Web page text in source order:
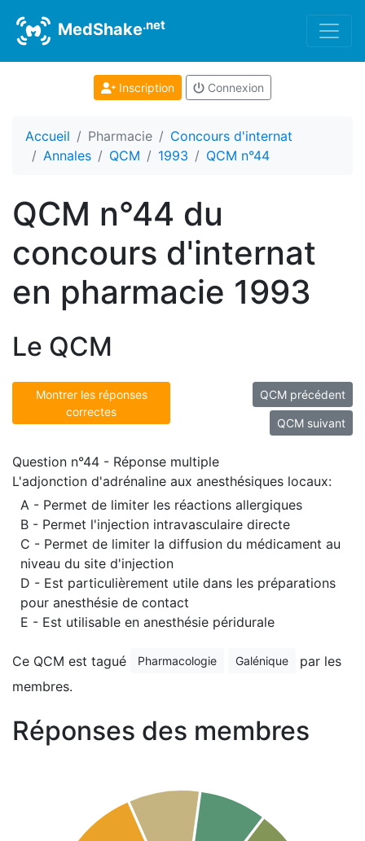
MedShake.net
Inscription Connexion
Accueil Pharmacie
Concours d'internat
Annales
QCM 1993 QCM n°44
QCM n°44 du
concours d'internat
en pharmacie 1993
Le QCM
Montrer les réponses
correctes
QCM précédent
QCM suivant
Question n°44 - Réponse multiple
L'adjonction d'adrénaline aux anesthésiques locaux:
A - Permet de limiter les réactions allergiques
B - Permet l'injection intravasculaire directe
C - Permet de limiter la diffusion du médicament au
niveau du site d'injection
D - Est particulièrement utile dans les préparations
pour anesthésie de contact
E - Est utilisable en anesthésie péridurale
Ce QCM est tagué Pharmacologie Galénique
par les
membres.
Réponses des membres